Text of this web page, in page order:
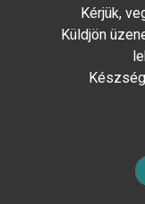
Kérjük,
Küldjön